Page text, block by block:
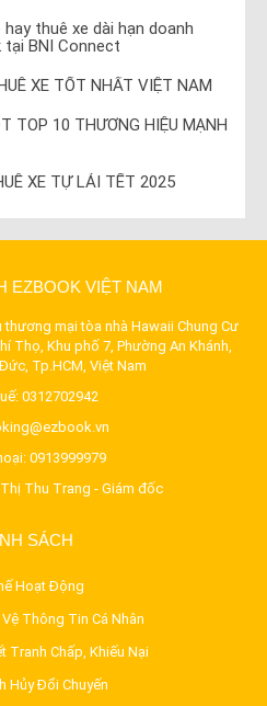
hay thuê xe dài hạn doanh
tại BNI Connect
XE TỐT NHẤT VIỆT NAM
TOP 10 THƯƠNG HIỆU MẠNH
XE TỰ LÁI TẾT 2025
EZBOOK VIỆT NAM
mại tòa nhà Hawaii Chung Cư
Thọ, Khu phố 7, Phường An Khánh,
Tp.HCM, Việt Nam
0312702942
0913999979
Thu Trang - Giám đốc
SÁCH
Hoạt Động
Thông Tin Cá Nhân
Tranh Chấp, Khiếu Nại
Hủy Đổi Chuyến